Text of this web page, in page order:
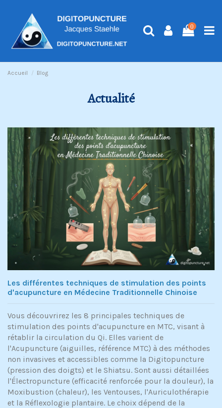
0
Accueil Blog
Actualité
Les différentes techniques de stimulation des points
d'acupuncture en Médecine Traditionnelle Chinoise
Vous découvrirez les 8 principales techniques de
stimulation des points d'acupuncture en MTC, visant à
rétablir la circulation du Qi. Elles varient de
l'Acupuncture (aiguilles, référence MTC) à des méthodes
non invasives et accessibles comme la Digitopuncture
(pression des doigts) et le Shiatsu. Sont aussi détaillées
l'Électropuncture (efficacité renforcée pour la douleur), la
Moxibustion (chaleur), les Ventouses, l'Auriculothérapie
et la Réflexologie plantaire. Le choix dépend de la